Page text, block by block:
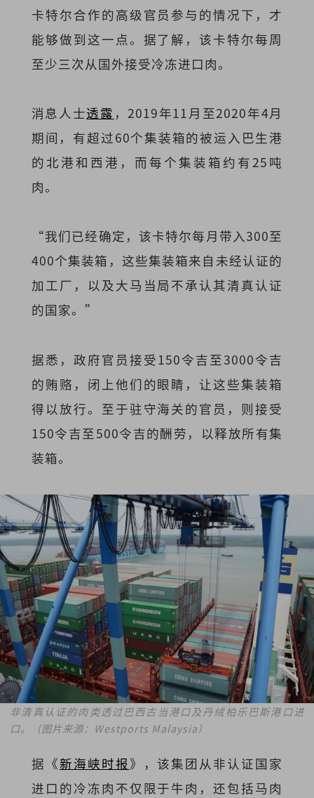
卡特尔合作的高级官员参与的情况下，才
能够做到这一点。据了解，该卡特尔每周
至少三次从国外接受冷冻进口肉。
消息人士透露 ，2019年11月至2020年4月
期间，有超过60个集装箱的被运入巴生港
的北港和西港，而每个集装箱约有25吨
肉。
“我们已经确定，该卡特尔每月带入300至
400个集装箱，这些集装箱来自未经认证的
加工厂，以及大马当局不承认其清真认证
的国家。”
据悉，政府官员接受150令吉至3000令吉
的贿赂，闭上他们的眼睛，让这些集装箱
得以放行。至于驻守海关的官员，则接受
150令吉至500令吉的酬劳，以释放所有集
装箱。
非清真认证的肉类透过巴西古当港口及丹绒柏乐巴斯港口进
口。（图片来源：Westports Malaysia）
据《新海峡时报》，该集团从非认证国家
进口的冷冻肉不仅限于牛肉，还包括马肉